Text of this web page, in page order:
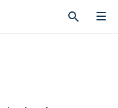
search
search